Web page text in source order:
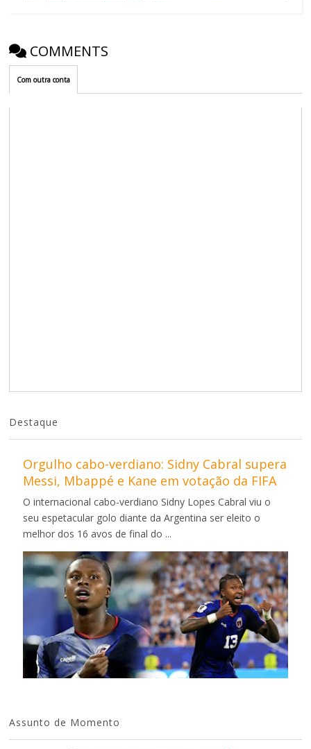
COMMENTS
Com outra conta
Destaque
Orgulho cabo-verdiano: Sidny Cabral supera
Messi, Mbappé e Kane em votação da FIFA
O internacional cabo-verdiano Sidny Lopes Cabral viu o
seu espetacular golo diante da Argentina ser eleito o
melhor dos 16 avos de final do ...
Assunto de Momento